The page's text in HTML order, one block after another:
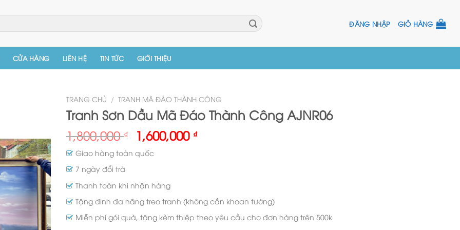
ĐĂNG NHẬP GIỎ HÀNG
CỬA HÀNG LIÊN HỆ TIN TỨC GIỚI THIỆU
TRANG CHỦ / TRANH MÃ ĐÁO THÀNH CÔNG
Tranh Sơn Dầu Mã Đáo Thành Công AJNR06
1,800,000₫ 1,600,000 ₫
Giao hàng toàn quốc
7 ngày đổi trả
Thanh toán khi nhận hàng
Tặng đinh đa năng treo tranh (không cần khoan tường)
Miễn phí gói quà, tặng kèm thiệp theo yêu cầu cho đơn hàng trên 500k